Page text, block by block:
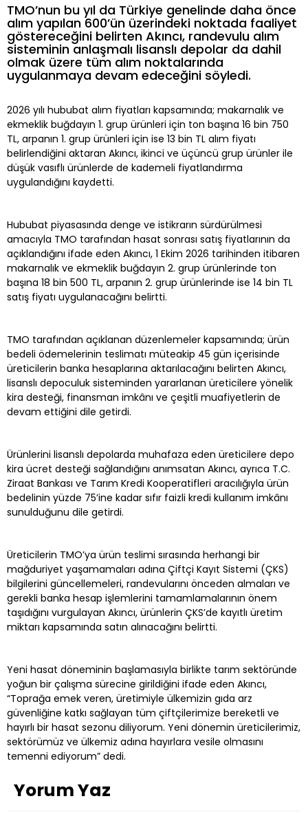
TMO’nun bu yıl da Türkiye genelinde daha önce
alım yapılan 600’ün üzerindeki noktada faaliyet
göstereceğini belirten Akıncı, randevulu alım
sisteminin anlaşmalı lisanslı depolar da dahil
olmak üzere tüm alım noktalarında
uygulanmaya devam edeceğini söyledi.
2026 yılı hububat alım fiyatları kapsamında; makarnalık ve
ekmeklik buğdayın 1. grup ürünleri için ton başına 16 bin 750
TL, arpanın 1. grup ürünleri için ise 13 bin TL alım fiyatı
belirlendiğini aktaran Akıncı, ikinci ve üçüncü grup ürünler ile
düşük vasıflı ürünlerde de kademeli fiyatlandırma
uygulandığını kaydetti.
Hububat piyasasında denge ve istikrarın sürdürülmesi
amacıyla TMO tarafından hasat sonrası satış fiyatlarının da
açıklandığını ifade eden Akıncı, 1 Ekim 2026 tarihinden itibaren
makarnalık ve ekmeklik buğdayın 2. grup ürünlerinde ton
başına 18 bin 500 TL, arpanın 2. grup ürünlerinde ise 14 bin TL
satış fiyatı uygulanacağını belirtti.
TMO tarafından açıklanan düzenlemeler kapsamında; ürün
bedeli ödemelerinin teslimatı müteakip 45 gün içerisinde
üreticilerin banka hesaplarına aktarılacağını belirten Akıncı,
lisanslı depoculuk sisteminden yararlanan üreticilere yönelik
kira desteği, finansman imkânı ve çeşitli muafiyetlerin de
devam ettiğini dile getirdi.
Ürünlerini lisanslı depolarda muhafaza eden üreticilere depo
kira ücret desteği sağlandığını anımsatan Akıncı, ayrıca T.C.
Ziraat Bankası ve Tarım Kredi Kooperatifleri aracılığıyla ürün
bedelinin yüzde 75’ine kadar sıfır faizli kredi kullanım imkânı
sunulduğunu dile getirdi.
Üreticilerin TMO’ya ürün teslimi sırasında herhangi bir
mağduriyet yaşamamaları adına Çiftçi Kayıt Sistemi (ÇKS)
bilgilerini güncellemeleri, randevularını önceden almaları ve
gerekli banka hesap işlemlerini tamamlamalarının önem
taşıdığını vurgulayan Akıncı, ürünlerin ÇKS’de kayıtlı üretim
miktarı kapsamında satın alınacağını belirtti.
Yeni hasat döneminin başlamasıyla birlikte tarım sektöründe
yoğun bir çalışma sürecine girildiğini ifade eden Akıncı,
“Toprağa emek veren, üretimiyle ülkemizin gıda arz
güvenliğine katkı sağlayan tüm çiftçilerimize bereketli ve
hayırlı bir hasat sezonu diliyorum. Yeni dönemin üreticilerimiz,
sektörümüz ve ülkemiz adına hayırlara vesile olmasını
temenni ediyorum” dedi.
Yorum Yaz